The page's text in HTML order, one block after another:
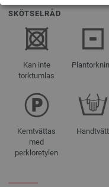
SKÖTSELRÅD
Kan inte
torktumlas
Kemtvättas
med
perkloretylen
Handtvätt